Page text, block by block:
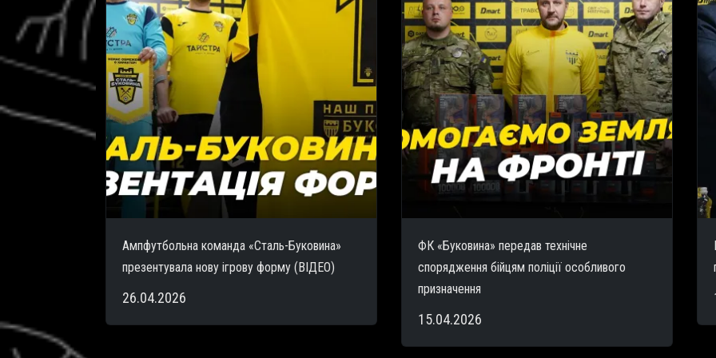
Ампфутбольна команда «Сталь-Буковина»
презентувала нову ігрову форму (ВІДЕО)
26.04.2026
ФК «Буковина» передав технічне
спорядження бійцям поліції особливого
призначення
15.04.2026